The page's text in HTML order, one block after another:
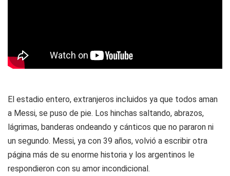
El estadio entero, extranjeros incluidos ya que todos aman
a Messi, se puso de pie. Los hinchas saltando, abrazos,
lágrimas, banderas ondeando y cánticos que no pararon ni
un segundo. Messi, ya con 39 años, volvió a escribir otra
página más de su enorme historia y los argentinos le
respondieron con su amor incondicional.